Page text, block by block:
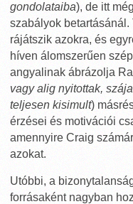
gondolataiba), de itt
szabályok
rájátszik azokra, és
híven álomszerűen
angyalinak ábrázolja
vagy alig nyitottak,
teljesen kisimult)
érzései és motivációi
amennyire Craig
azokat.
Utóbbi, a
forrásaként nagyban